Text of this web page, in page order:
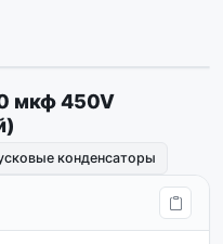
мкф 450V
конденсаторы